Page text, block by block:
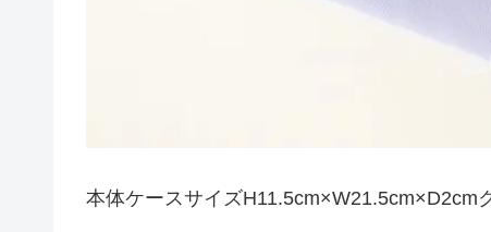
本体ケースサイズH11.5cm×W21.5cm×D2cm